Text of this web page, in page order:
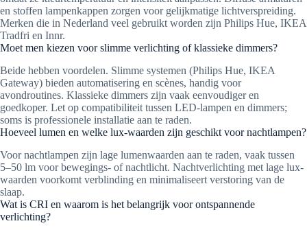
en stoffen lampenkappen zorgen voor gelijkmatige lichtverspreiding.
Merken die in Nederland veel gebruikt worden zijn Philips Hue, IKEA
Tradfri en Innr.
Moet men kiezen voor slimme verlichting of klassieke dimmers?
Beide hebben voordelen. Slimme systemen (Philips Hue, IKEA
Gateway) bieden automatisering en scènes, handig voor
avondroutines. Klassieke dimmers zijn vaak eenvoudiger en
goedkoper. Let op compatibiliteit tussen LED-lampen en dimmers;
soms is professionele installatie aan te raden.
Hoeveel lumen en welke lux-waarden zijn geschikt voor nachtlampen?
Voor nachtlampen zijn lage lumenwaarden aan te raden, vaak tussen
5–50 lm voor bewegings- of nachtlicht. Nachtverlichting met lage lux-
waarden voorkomt verblinding en minimaliseert verstoring van de
slaap.
Wat is CRI en waarom is het belangrijk voor ontspannende
verlichting?